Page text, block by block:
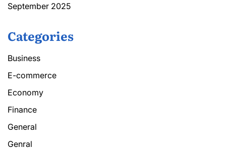
September 2025
Categories
Business
E-commerce
Economy
Finance
General
Genral